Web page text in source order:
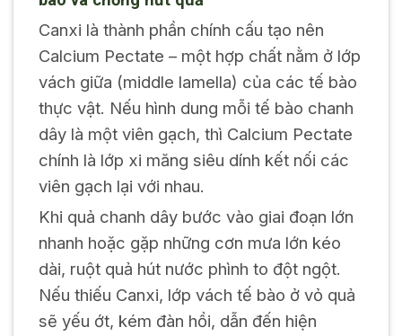
Canxi là thành phần chính cấu tạo nên
Calcium Pectate – một hợp chất nằm ở lớp
vách giữa (middle lamella) của các tế bào
thực vật. Nếu hình dung mỗi tế bào chanh
dây là một viên gạch, thì Calcium Pectate
chính là lớp xi măng siêu dính kết nối các
viên gạch lại với nhau.
Khi quả chanh dây bước vào giai đoạn lớn
nhanh hoặc gặp những cơn mưa lớn kéo
dài, ruột quả hút nước phình to đột ngột.
Nếu thiếu Canxi, lớp vách tế bào ở vỏ quả
sẽ yếu ớt, kém đàn hồi, dẫn đến hiện